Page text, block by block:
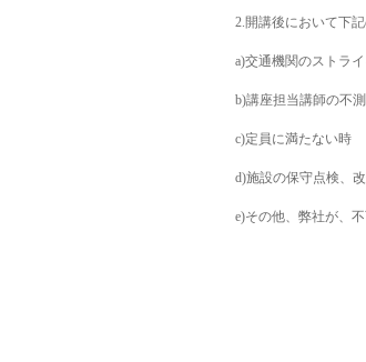
2.開講後において下
a)交通機関のストラ
b)講座担当講師の不
c)定員に満たない時
d)施設の保守点検、
e)その他、弊社が、